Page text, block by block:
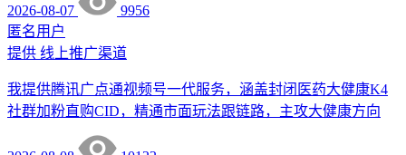
2026-08-07
9956
匿名用户
提供 线上推广渠道
我提供腾讯广点通视频号一代服务，涵盖封闭医药大健康K4
社群加粉直购CID，精通市面玩法跟链路，主攻大健康方向